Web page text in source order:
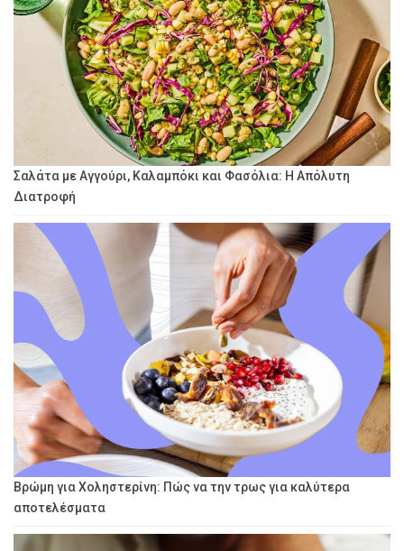
Σαλάτα με Αγγούρι, Καλαμπόκι και Φασόλια: Η Απόλυτη
Διατροφή
Βρώμη για Χοληστερίνη: Πώς να την τρως για καλύτερα
αποτελέσματα